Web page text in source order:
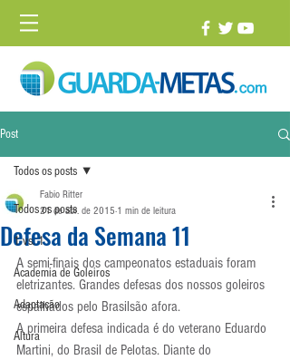
Post
Todos os posts
1 vs. 1
Academia de Goleiros
Adaptação
Altura
Todos os posts
Defesa da Semana 11
Fabio Ritter
21 de abr. de 2015 1 min de leitura
A semi-finais dos campeonatos estaduais foram
eletrizantes. Grandes defesas dos nossos goleiros
espalhados pelo Brasilsão afora.
A primeira defesa indicada é do veterano Eduardo
Martini, do Brasil de Pelotas. Diante do